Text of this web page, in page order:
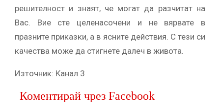
решителност и знаят, че могат да разчитат на
Вас. Вие сте целенасочени и не вярвате в
празните приказки, а в ясните действия. С тези си
качества може да стигнете далеч в живота.
Източник: Канал 3
Коментирай чрез Facebook